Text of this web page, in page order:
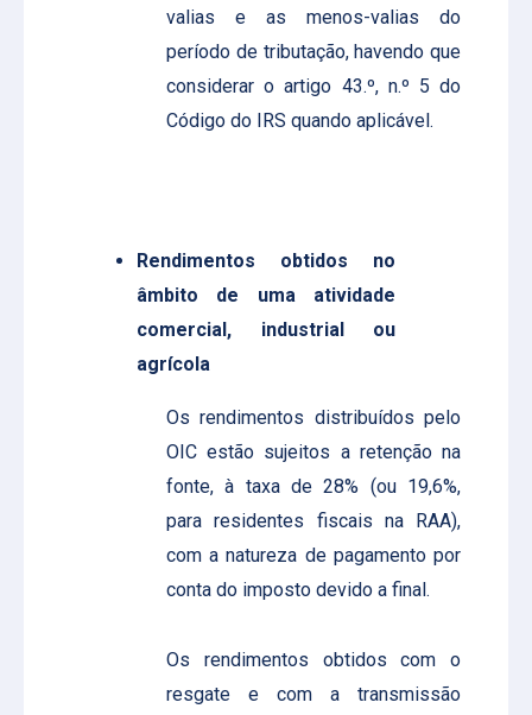
valias e as menos-valias do
período de tributação, havendo que
considerar o artigo 43.º, n.º 5 do
Código do IRS quando aplicável.
Rendimentos obtidos no
âmbito de uma atividade
comercial, industrial ou
agrícola
Os rendimentos distribuídos pelo
OIC estão sujeitos a retenção na
fonte, à taxa de 28% (ou 19,6%,
para residentes fiscais na RAA),
com a natureza de pagamento por
conta do imposto devido a final.
Os rendimentos obtidos com o
resgate e com a transmissão